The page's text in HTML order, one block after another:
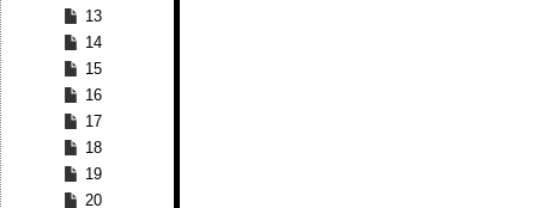
13
14
15
16
17
18
19
20